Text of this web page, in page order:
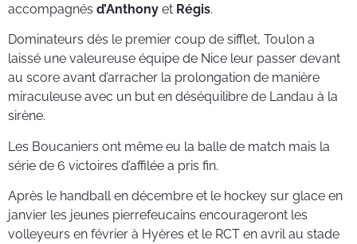
accompagnés d’Anthony et Régis.
Dominateurs dès le premier coup de sifflet, Toulon a
laissé une valeureuse équipe de Nice leur passer devant
au score avant d’arracher la prolongation de manière
miraculeuse avec un but en déséquilibre de Landau à la
sirène.
Les Boucaniers ont même eu la balle de match mais la
série de 6 victoires d’affilée a pris fin.
Après le handball en décembre et le hockey sur glace en
janvier les jeunes pierrefeucains encourageront les
volleyeurs en février à Hyères et le RCT en avril au stade